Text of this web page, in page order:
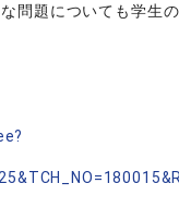
問題についても学生